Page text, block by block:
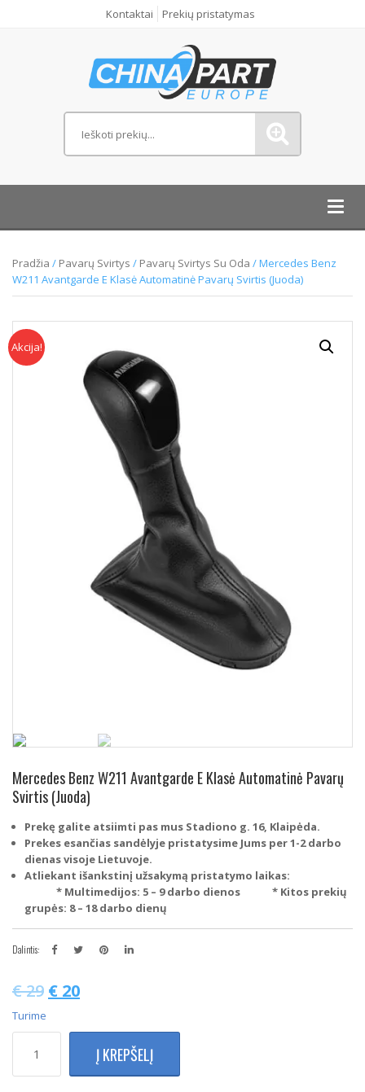
Kontaktai Prekių pristatymas
Pradžia / Pavarų Svirtys / Pavarų Svirtys Su Oda / Mercedes Benz
W211 Avantgarde E Klasė Automatinė Pavarų Svirtis (Juoda)
Akcija!
Mercedes Benz W211 Avantgarde E Klasė Automatinė Pavarų
Svirtis (Juoda)
Prekę galite atsiimti pas mus Stadiono g. 16, Klaipėda.
Prekes esančias sandėlyje pristatysime Jums per 1-2 darbo
dienas visoje Lietuvoje.
Atliekant išankstinį užsakymą pristatymo laikas:
* Multimedijos: 5 – 9 darbo dienos * Kitos prekių
grupės: 8 – 18 darbo dienų
Dalintis:
€29 € 20
Turime
kiekis:
Į KREPŠELĮ